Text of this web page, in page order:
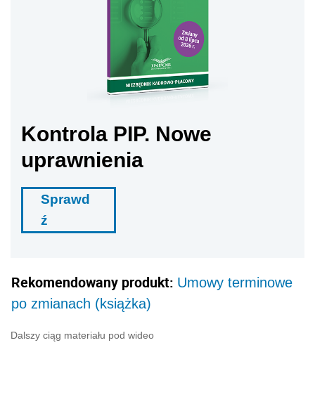
Kontrola PIP. Nowe
uprawnienia
Sprawd
ź
Rekomendowany produkt: Umowy terminowe
po zmianach (książka)
Dalszy ciąg materiału pod wideo